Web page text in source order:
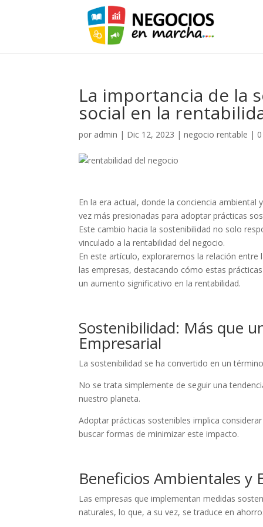
La importancia de la
social en la
por admin | Dic 12, 2023 |negocio rentable |
En la era actual, donde la conciencia
vez más presionadas para adoptar prácticas
Este cambio hacia la sostenibilidad no solo
vinculado a la rentabilidad del negocio.
En este artículo, exploraremos la relación
las empresas, destacando cómo estas
un aumento significativo en la rentabilidad.
Sostenibilidad: Más que
Empresarial
La sostenibilidad se ha convertido en un
No se trata simplemente de seguir una
nuestro planeta.
Adoptar prácticas sostenibles implica
buscar formas de minimizar este impacto.
Beneficios Ambientales y
Las empresas que implementan medidas
naturales, lo que, a su vez, se traduce en